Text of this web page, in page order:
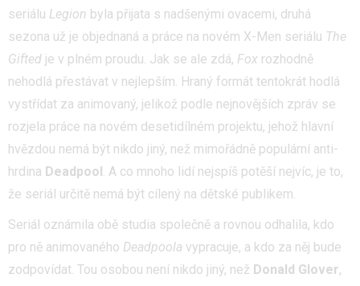
seriálu Legion byla přijata s nadšenými ovacemi, druhá
sezona už je objednaná a práce na novém X-Men seriálu The
Gifted je v plném proudu. Jak se ale zdá, Fox rozhodně
nehodlá přestávat v nejlepším. Hraný formát tentokrát hodlá
vystřídat za animovaný, jelikož podle nejnovějších zpráv se
rozjela práce na novém desetidílném projektu, jehož hlavní
hvězdou nemá být nikdo jiný, než mimořádně populární anti-
hrdina Deadpool . A co mnoho lidí nejspíš potěší nejvíc, je to,
že seriál určitě nemá být cílený na dětské publikem.
Seriál oznámila obě studia společně a rovnou odhalila, kdo
pro ně animovaného Deadpoola vypracuje, a kdo za něj bude
zodpovídat. Tou osobou není nikdo jiný, než Donald Glover,